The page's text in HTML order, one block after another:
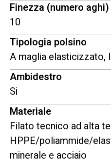
Finezza (numero aghi)
10
Tipologia polsino
A maglia elasticizzato,
Ambidestro
Si
Materiale
Filato tecnico ad alta
HPPE/poliammide/
minerale e acciaio